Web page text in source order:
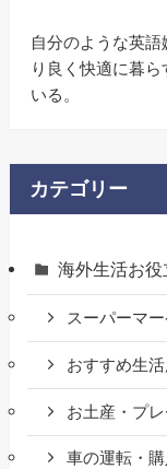
自分のような英
り良く快適に暮
いる。
カテゴリー
海外生活お役
スーパーマー
おすすめ生
お土産・プレ
車の運転・購